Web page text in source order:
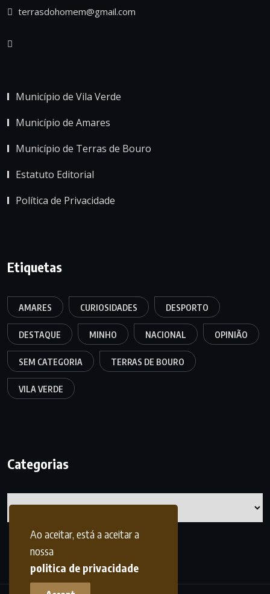
Ao aceitar, está a aceitar a
nossa
politica de privacidade
terrasdohomem@gmail.com
Município de Vila Verde
Município de Amares
Município de Terras de Bouro
Estatuto Editorial
Política de Privacidade
Etiquetas
AMARES CURIOSIDADES DESPORTO
DESTAQUE MINHO NACIONAL OPINIÃO
SEM CATEGORIA TERRAS DE BOURO
VILA VERDE
Categorias